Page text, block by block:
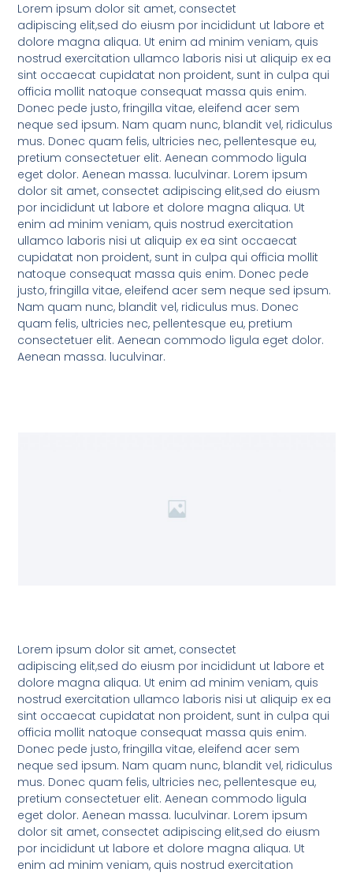
Lorem ipsum dolor sit amet, consectet
adipiscing elit,sed do eiusm por incididunt ut labore et
dolore magna aliqua. Ut enim ad minim veniam, quis
nostrud exercitation ullamco laboris nisi ut aliquip ex ea
sint occaecat cupidatat non proident, sunt in culpa qui
officia mollit natoque consequat massa quis enim.
Donec pede justo, fringilla vitae, eleifend acer sem
neque sed ipsum. Nam quam nunc, blandit vel, ridiculus
mus. Donec quam felis, ultricies nec, pellentesque eu,
pretium consectetuer elit. Aenean commodo ligula
eget dolor. Aenean massa. luculvinar. Lorem ipsum
dolor sit amet, consectet adipiscing elit,sed do eiusm
por incididunt ut labore et dolore magna aliqua. Ut
enim ad minim veniam, quis nostrud exercitation
ullamco laboris nisi ut aliquip ex ea sint occaecat
cupidatat non proident, sunt in culpa qui officia mollit
natoque consequat massa quis enim. Donec pede
justo, fringilla vitae, eleifend acer sem neque sed ipsum.
Nam quam nunc, blandit vel, ridiculus mus. Donec
quam felis, ultricies nec, pellentesque eu, pretium
consectetuer elit. Aenean commodo ligula eget dolor.
Aenean massa. luculvinar.
Lorem ipsum dolor sit amet, consectet
adipiscing elit,sed do eiusm por incididunt ut labore et
dolore magna aliqua. Ut enim ad minim veniam, quis
nostrud exercitation ullamco laboris nisi ut aliquip ex ea
sint occaecat cupidatat non proident, sunt in culpa qui
officia mollit natoque consequat massa quis enim.
Donec pede justo, fringilla vitae, eleifend acer sem
neque sed ipsum. Nam quam nunc, blandit vel, ridiculus
mus. Donec quam felis, ultricies nec, pellentesque eu,
pretium consectetuer elit. Aenean commodo ligula
eget dolor. Aenean massa. luculvinar. Lorem ipsum
dolor sit amet, consectet adipiscing elit,sed do eiusm
por incididunt ut labore et dolore magna aliqua. Ut
enim ad minim veniam, quis nostrud exercitation